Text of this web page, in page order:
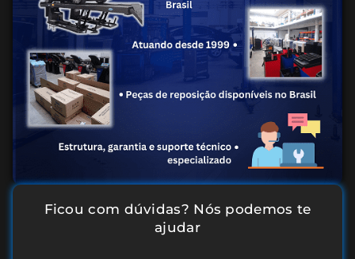
Ficou com dúvidas? Nós podemos te
ajudar